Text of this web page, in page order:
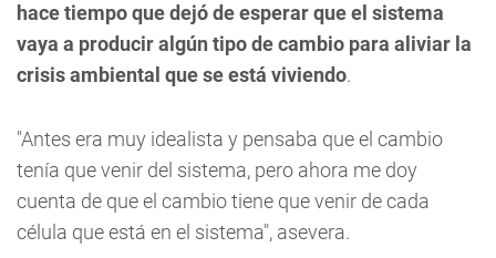
hace tiempo que dejó de esperar que el sistema
vaya a producir algún tipo de cambio para aliviar la
crisis ambiental que se está viviendo.
"Antes era muy idealista y pensaba que el cambio
tenía que venir del sistema, pero ahora me doy
cuenta de que el cambio tiene que venir de cada
célula que está en el sistema", asevera.